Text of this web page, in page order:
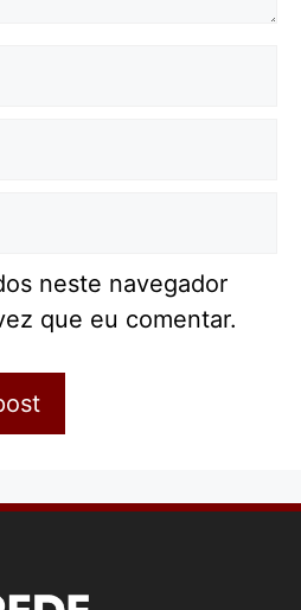
neste navegador
que eu comentar.